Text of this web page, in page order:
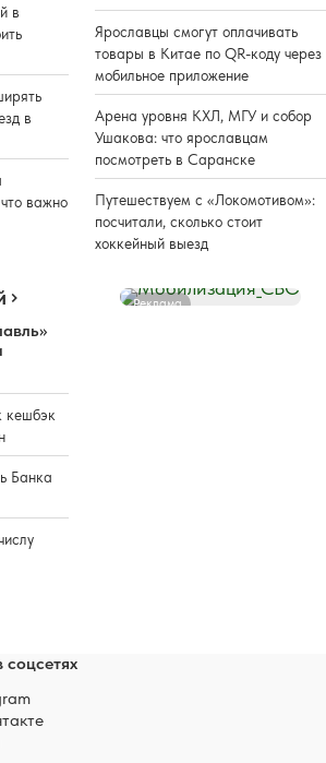
в
в
важно
Ярославцы смогут оплачивать
товары в Китае по QR-коду через
мобильное приложение
Арена уровня КХЛ, МГУ и собор
Ушакова: что ярославцам
посмотреть в Саранске
Путешествуем с «Локомотивом»:
посчитали, сколько стоит
хоккейный выезд
кешбэк
Банка
Реклама